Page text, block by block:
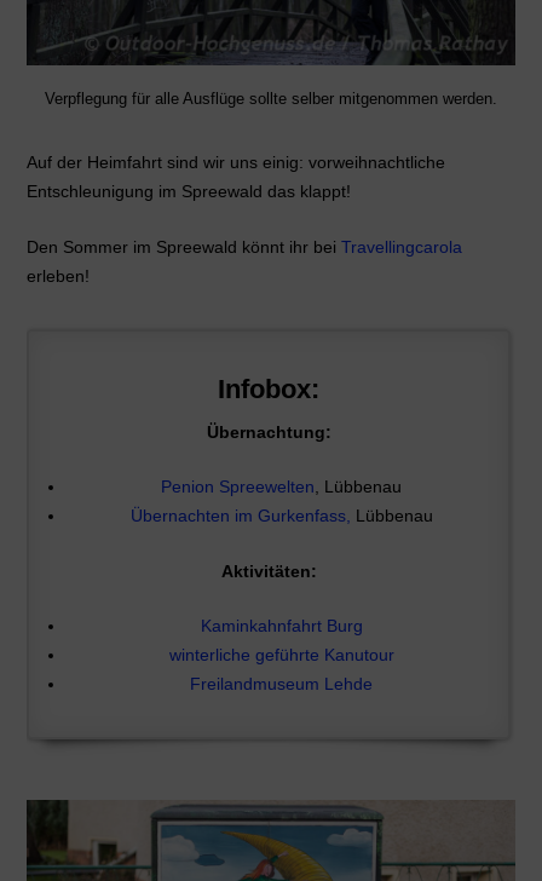
Verpflegung für alle Ausflüge sollte selber mitgenommen werden.
Auf der Heimfahrt sind wir uns einig: vorweihnachtliche
Entschleunigung im Spreewald das klappt!
Den Sommer im Spreewald könnt ihr bei Travellingcarola
erleben!
Infobox:
Übernachtung:
Penion Spreewelten, Lübbenau
Übernachten im Gurkenfass, Lübbenau
Aktivitäten:
Kaminkahnfahrt Burg
winterliche geführte Kanutour
Freilandmuseum Lehde